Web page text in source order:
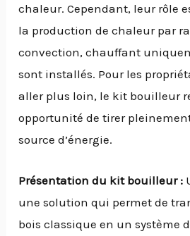
chaleur. Cependant, leur rôle
la production de chaleur par
convection, chauffant
sont installés. Pour les
aller plus loin, le kit bouilleur
opportunité de tirer
source d’énergie.
Présentation du kit bouilleur :
une solution qui permet de
bois classique en un système